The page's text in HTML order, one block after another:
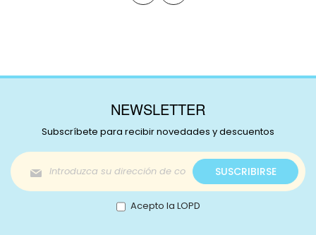
NEWSLETTER
Subscríbete para recibir novedades y descuentos
Inscríbase
a
nuestro
boletín
de
SUSCRIBIRSE
Acepto la LOPD